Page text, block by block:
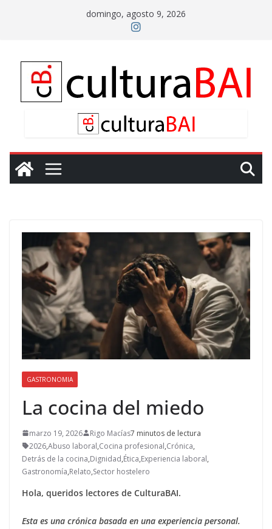
domingo, agosto 9, 2026
GASTRONOMIA
La cocina del miedo
marzo 19, 2026 Rigo Macías7 minutos de lectura
2026,Abuso laboral,Cocina profesional,Crónica,
Detrás de la cocina,Dignidad,Ética,Experiencia laboral,
Gastronomía,Relato,Sector hostelero
Hola, queridos lectores de CulturaBAI.
Esta es una crónica basada en una experiencia personal.